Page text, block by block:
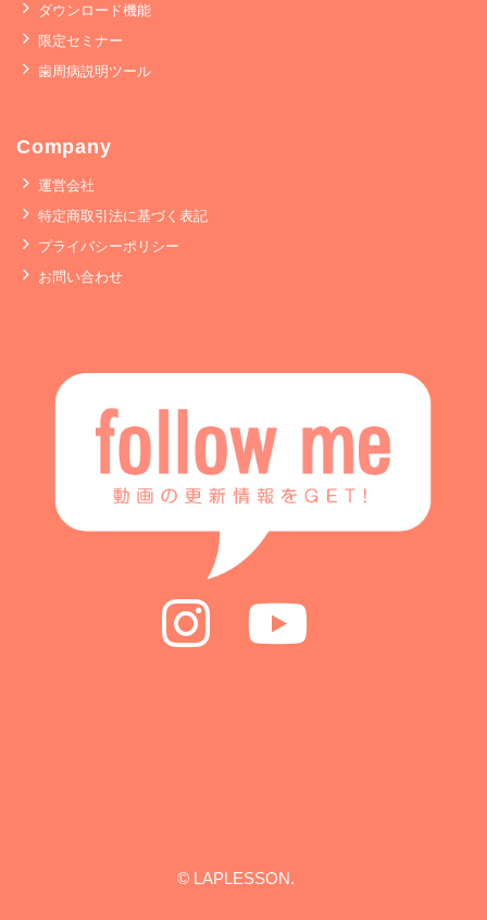
ダウンロード機能
限定セミナー
歯周病説明ツール
Company
運営会社
特定商取引法に基づく表記
プライバシーポリシー
お問い合わせ
© LAPLESSON.